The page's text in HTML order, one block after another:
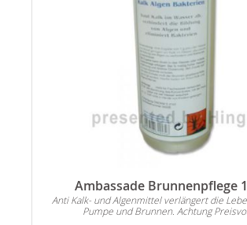
Ambassade Brunnenpflege
Anti Kalk- und Algenmittel verlängert die
Pumpe und Brunnen. Achtung